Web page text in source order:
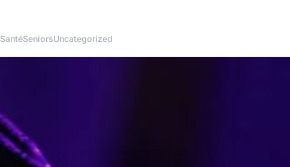
SantéSeniorsUncategorized